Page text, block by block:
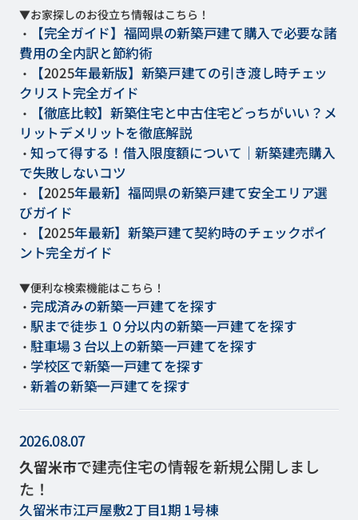
▼お家探しのお役立ち情報はこちら！
・
【完全ガイド】福岡県の新築戸建て購入で必要な諸
費用の全内訳と節約術
・ 【2025年最新版】新築戸建ての引き渡し時チェッ
クリスト完全ガイド
・
【徹底比較】新築住宅と中古住宅どっちがいい？メ
リットデメリットを徹底解説
・ 知って得する！借入限度額について｜新築建売購入
で失敗しないコツ
・ 【2025年最新】福岡県の新築戸建て安全エリア選
びガイド
・ 【2025年最新】新築戸建て契約時のチェックポイ
ント完全ガイド
▼便利な検索機能はこちら！
・ 完成済みの新築一戸建てを探す
・ 駅まで徒歩１０分以内の新築一戸建てを探す
・ 駐車場３台以上の新築一戸建てを探す
・ 学校区で新築一戸建てを探す
・ 新着の新築一戸建てを探す
2026.08.07
久留米市で建売住宅の情報を新規公開しまし
た！
久留米市江戸屋敷2丁目1期 1号棟